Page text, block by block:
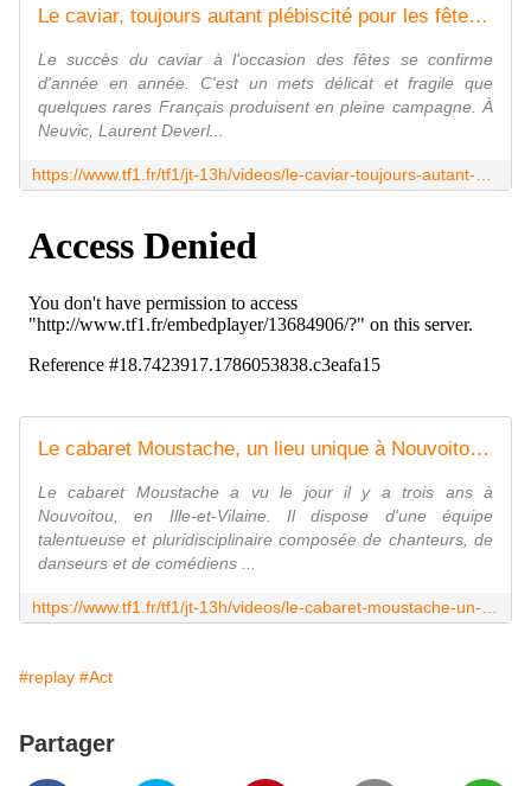
Le caviar, toujours autant plébiscité pour les fêtes - Le journal de 13h | TF1
Le succès du caviar à l'occasion des fêtes se confirme
d'année en année. C'est un mets délicat et fragile que
quelques rares Français produisent en pleine campagne. À
Neuvic, Laurent Deverl...
Le cabaret Moustache, un lieu unique à Nouvoitou - Le journal de 13h | TF1
Le cabaret Moustache a vu le jour il y a trois ans à
Nouvoitou, en Ille-et-Vilaine. Il dispose d'une équipe
talentueuse et pluridisciplinaire composée de chanteurs, de
danseurs et de comédiens ...
#replay #Act
Partager